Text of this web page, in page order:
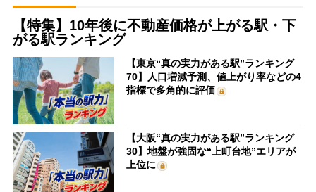
【特集】10年後に不動産価格が上がる駅・下
がる駅ランキング
【東京“真の実力がある駅”ランキング
70】人口増減予測、値上がり率などの4
指標で多角的に評価
【大阪“真の実力がある駅”ランキング
30】地盤が強固な“上町台地”エリアが
上位に